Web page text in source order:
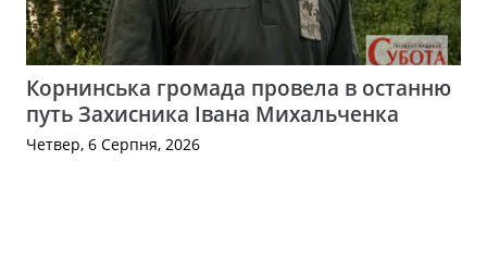
Корнинська громада провела в останню
путь Захисника Івана Михальченка
Четвер, 6 Серпня, 2026